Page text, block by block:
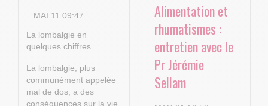
MAI 11 09:47
La lombalgie en
quelques chiffres
La lombalgie, plus
communément appelée
mal de dos, a des
conséquences sur la vie
Alimentation et
rhumatismes :
entretien avec le
Pr Jérémie
Sellam